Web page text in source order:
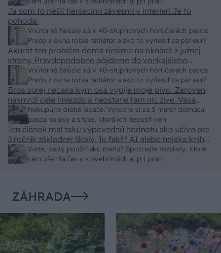
"Urob si sám" ? To skutočne už nemáme na Slovensku
"fachmanov"! Vypadá to tak že za pár rokov nám budú
stavať chaty a chalupy číňania a použijú BAMBUS !!!
Vnútorné žalúzie sú v 40-stupňových horúčavách pasca:
Prečo z okna robia radiátor a ako to vyriešiť za pár eur?
Ja som to riešil tieniacimi závesmi v interieri.Je to
pohoda.
Vnútorné žalúzie sú v 40-stupňových horúčavách pasca:
Prečo z okna robia radiátor a ako to vyriešiť za pár eur?
Akurát ten problém doma riešime na oknách z južnej
strany. Pravdepodobne pôjdeme do vonkajšieho
tienenia na spôsob markízy 250x150cm. Čínsky
predajcovia idú okolo 100 eur kus.
Nekupujte drahé lapače: Vyrobte si za 5 minút domácu
pascu na osy a sršne, ktorá ich nepustí von
Bros sprej necaka kym osa vypije moje pivo. Zaroven
nasmrdi cele hniezdo a neostane tam nic zive. Vasa
pasca naucinke moc efektivne. Skor pritiahne slimaky
Viete, kedy použiť akú maltu? Spoznajte rozdiely, ktoré
vám ušetria čas v stavebninách aj pri práci
Ten článok mal takú výpovednú hodnotu ako učivo pre
3 ročník základnej školy. To fakt? AI alebo nejaka kniha
z VŠ? Dnešné rychlotvrdnuce malty - pevnosť 40 Mpa a
doba schnutia tak 15 minut , k tomu vodotesné s
ZÁHRADA